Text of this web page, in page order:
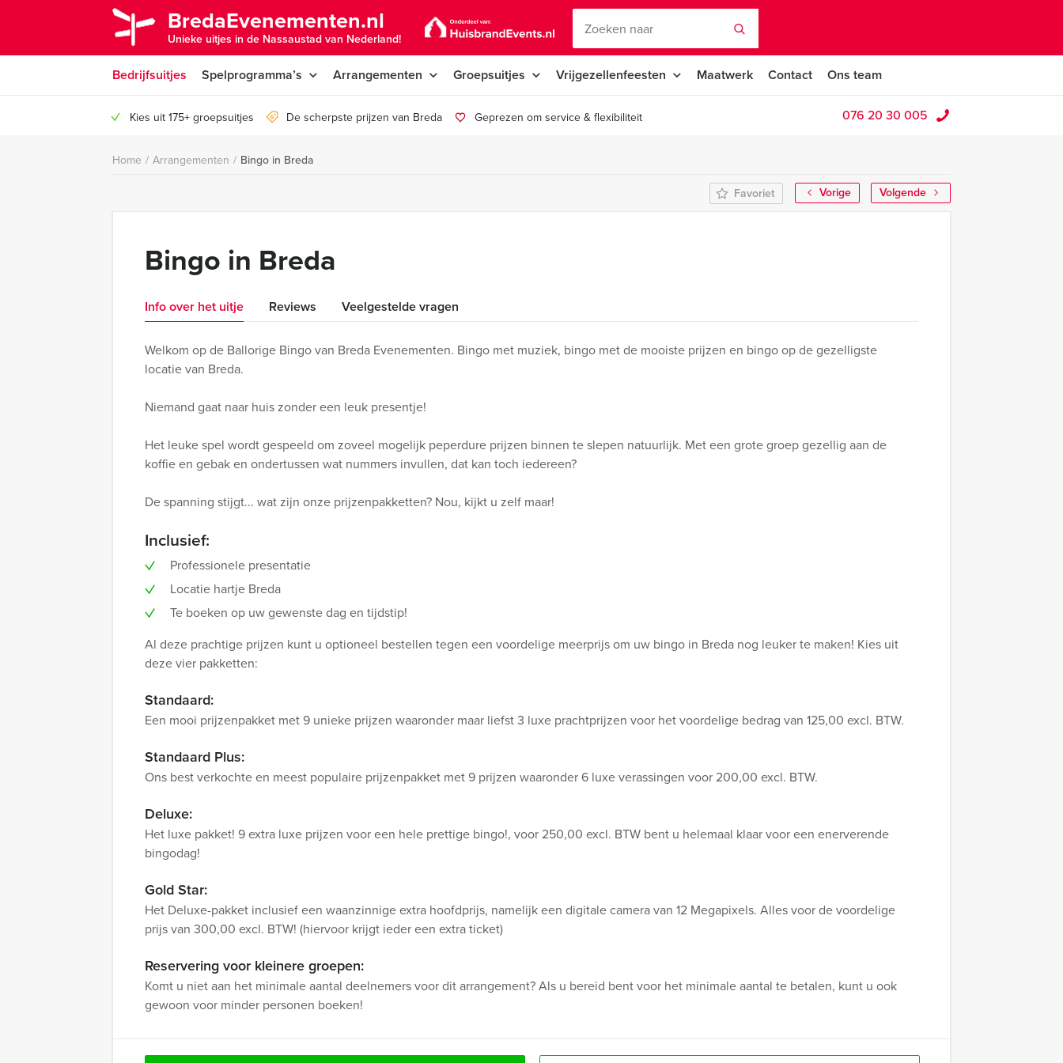
BredaEvenementen.nl
Unieke uitjes in de Nassaustad van Nederland!
Bedrijfsuitjes Spelprogramma’s Arrangementen Groepsuitjes Vrijgezellenfeesten Maatwerk Contact Ons team
Kies uit 175+ groepsuitjes De scherpste prijzen van Breda Geprezen om service & flexibiliteit 076 20 30 005
Home / Arrangementen / Bingo in Breda
Vorige
Volgende
Favoriet
Bingo in Breda
Info over het uitje Reviews Veelgestelde vragen
Welkom op de Ballorige Bingo van Breda Evenementen. Bingo met muziek, bingo met de mooiste prijzen en bingo op de gezelligste
locatie van Breda.
Niemand gaat naar huis zonder een leuk presentje!
Het leuke spel wordt gespeeld om zoveel mogelijk peperdure prijzen binnen te slepen natuurlijk. Met een grote groep gezellig aan de
koffie en gebak en ondertussen wat nummers invullen, dat kan toch iedereen?
De spanning stijgt... wat zijn onze prijzenpakketten? Nou, kijkt u zelf maar!
Inclusief:
Professionele presentatie
Locatie hartje Breda
Te boeken op uw gewenste dag en tijdstip!
Al deze prachtige prijzen kunt u optioneel bestellen tegen een voordelige meerprijs om uw bingo in Breda nog leuker te maken! Kies uit
deze vier pakketten:
Standaard:
Een mooi prijzenpakket met 9 unieke prijzen waaronder maar liefst 3 luxe prachtprijzen voor het voordelige bedrag van 125,00 excl. BTW.
Standaard Plus:
Ons best verkochte en meest populaire prijzenpakket met 9 prijzen waaronder 6 luxe verassingen voor 200,00 excl. BTW.
Deluxe:
Het luxe pakket! 9 extra luxe prijzen voor een hele prettige bingo!, voor 250,00 excl. BTW bent u helemaal klaar voor een enerverende
bingodag!
Gold Star:
Het Deluxe-pakket inclusief een waanzinnige extra hoofdprijs, namelijk een digitale camera van 12 Megapixels. Alles voor de voordelige
prijs van 300,00 excl. BTW! (hiervoor krijgt ieder een extra ticket)
Reservering voor kleinere groepen:
Komt u niet aan het minimale aantal deelnemers voor dit arrangement? Als u bereid bent voor het minimale aantal te betalen, kunt u ook
gewoon voor minder personen boeken!